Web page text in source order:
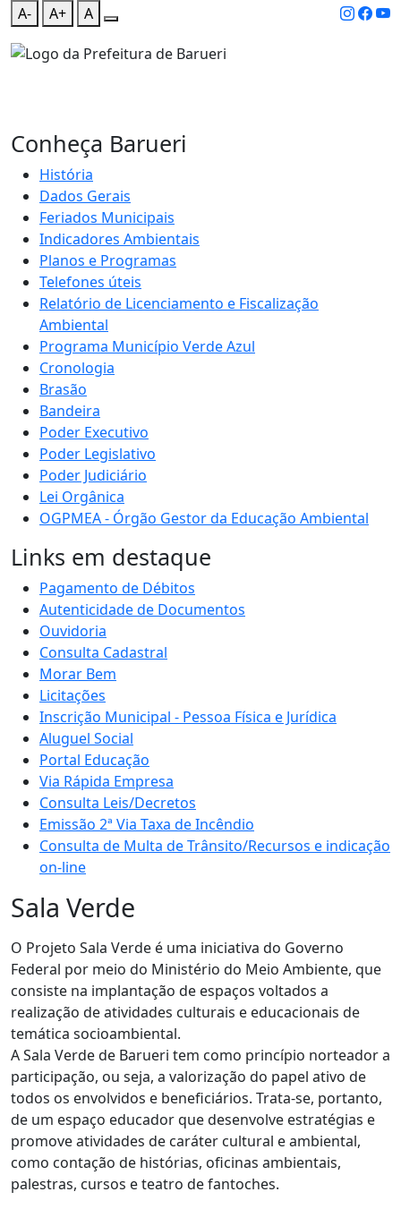
A- A+ A
Conheça Barueri
História
Dados Gerais
Feriados Municipais
Indicadores Ambientais
Planos e Programas
Telefones úteis
Relatório de Licenciamento e Fiscalização
Ambiental
Programa Município Verde Azul
Cronologia
Brasão
Bandeira
Poder Executivo
Poder Legislativo
Poder Judiciário
Lei Orgânica
OGPMEA - Órgão Gestor da Educação Ambiental
Links em destaque
Pagamento de Débitos
Autenticidade de Documentos
Ouvidoria
Consulta Cadastral
Morar Bem
Licitações
Inscrição Municipal - Pessoa Física e Jurídica
Aluguel Social
Portal Educação
Via Rápida Empresa
Consulta Leis/Decretos
Emissão 2ª Via Taxa de Incêndio
Consulta de Multa de Trânsito/Recursos e indicação
on-line
Sala Verde
O Projeto Sala Verde é uma iniciativa do Governo
Federal por meio do Ministério do Meio Ambiente, que
consiste na implantação de espaços voltados a
realização de atividades culturais e educacionais de
temática socioambiental.
A Sala Verde de Barueri tem como princípio norteador a
participação, ou seja, a valorização do papel ativo de
todos os envolvidos e beneficiários. Trata-se, portanto,
de um espaço educador que desenvolve estratégias e
promove atividades de caráter cultural e ambiental,
como contação de histórias, oficinas ambientais,
palestras, cursos e teatro de fantoches.